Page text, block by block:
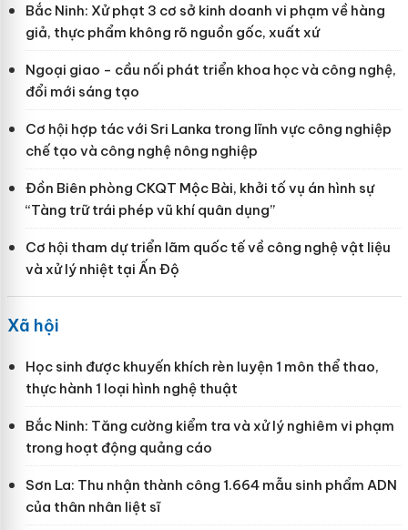
Bắc Ninh: Xử phạt 3 cơ sở kinh doanh vi phạm về hàng
giả, thực phẩm không rõ nguồn gốc, xuất xứ
Ngoại giao - cầu nối phát triển khoa học và công nghệ,
đổi mới sáng tạo
Cơ hội hợp tác với Sri Lanka trong lĩnh vực công nghiệp
chế tạo và công nghệ nông nghiệp
Đồn Biên phòng CKQT Mộc Bài, khởi tố vụ án hình sự
“Tàng trữ trái phép vũ khí quân dụng”
Cơ hội tham dự triển lãm quốc tế về công nghệ vật liệu
và xử lý nhiệt tại Ấn Độ
Xã hội
Học sinh được khuyến khích rèn luyện 1 môn thể thao,
thực hành 1 loại hình nghệ thuật
Bắc Ninh: Tăng cường kiểm tra và xử lý nghiêm vi phạm
trong hoạt động quảng cáo
Sơn La: Thu nhận thành công 1.664 mẫu sinh phẩm ADN
của thân nhân liệt sĩ